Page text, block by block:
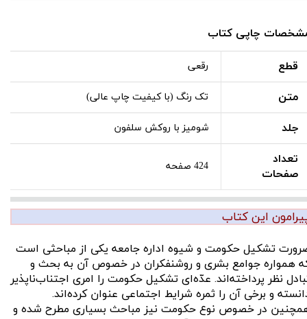
چاپی کتاب
قطع رقعی
متن تک رنگ (با کیفیت چاپ عالی)
جلد شومیز با روکش سلفون
تعداد
صفحات
424 صفحه
این کتاب
تشکیل حکومت و شیوه اداره جامعه یکی از مباحثی است
همواره جوامع بشری و روشنفکران در خصوص آن به بحث و
نظر پرداخته‌اند. عدّه‌ای تشکیل حکومت را امری اجتناب‌ناپذیر
و برخی آن را ثمره شرایط اجتماعی عنوان کرده‌اند.
در خصوص نوع حکومت نیز مباحث بسیاری مطرح شده و